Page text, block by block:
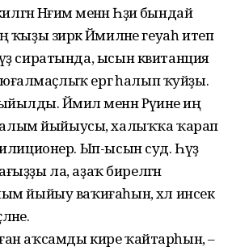
Нәғимә менән Һәҙиә бындай
ҡыҙы зирәк Йәмиләне геуаһ итеп
сиратында, ысын квитанция
юғалмаҫлыҡ ергә һалып ҡуйҙы.
Йәмилә менән Рәүиәне иң
йыйыусы, халыҡҡа ҡарап
Ып-ысын суд. Һүҙ
ла, аҙаҡ бирелгән
йыйыу ваҡиғаһын, хәл инсек
аҡсамды кире ҡайтарһын, –